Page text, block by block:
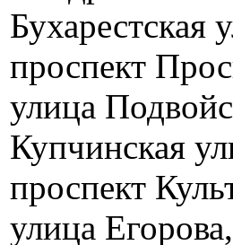
Бухарестская
проспект
улица
Купчинская
проспект
улица